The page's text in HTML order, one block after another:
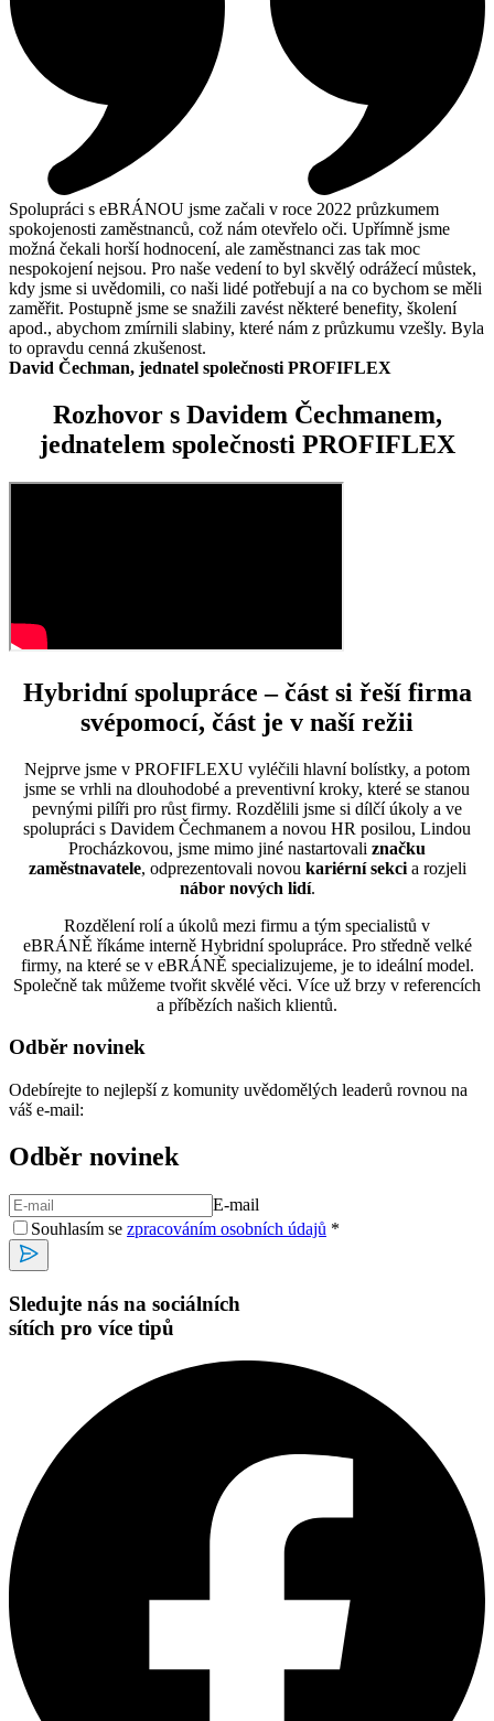
Spolupráci s eBRÁNOU jsme začali v roce 2022 průzkumem
spokojenosti zaměstnanců, což nám otevřelo oči. Upřímně jsme
možná čekali horší hodnocení, ale zaměstnanci zas tak moc
nespokojení nejsou. Pro naše vedení to byl skvělý odrážecí můstek,
kdy jsme si uvědomili, co naši lidé potřebují a na co bychom se měli
zaměřit. Postupně jsme se snažili zavést některé benefity, školení
apod., abychom zmírnili slabiny, které nám z průzkumu vzešly. Byla
to opravdu cenná zkušenost.
David Čechman, jednatel společnosti PROFIFLEX
Rozhovor s Davidem Čechmanem,
jednatelem společnosti PROFIFLEX
Hybridní spolupráce – část si řeší firma
svépomocí, část je v naší režii
Nejprve jsme v PROFIFLEXU vyléčili hlavní bolístky, a potom
jsme se vrhli na dlouhodobé a preventivní kroky, které se stanou
pevnými pilíři pro růst firmy. Rozdělili jsme si dílčí úkoly a ve
spolupráci s Davidem Čechmanem a novou HR posilou, Lindou
Procházkovou, jsme mimo jiné nastartovali značku
zaměstnavatele, odprezentovali novou kariérní sekci a rozjeli
nábor nových lidí.
Rozdělení rolí a úkolů mezi firmu a tým specialistů v
eBRÁNĚ říkáme interně Hybridní spolupráce. Pro středně velké
firmy, na které se v eBRÁNĚ specializujeme, je to ideální model.
Společně tak můžeme tvořit skvělé věci. Více už brzy v referencích
a příbězích našich klientů.
Odběr novinek
Odebírejte to nejlepší z komunity uvědomělých leaderů rovnou na
váš e-mail:
Odběr novinek
E-mail
Souhlasím se zpracováním osobních údajů *
Sledujte nás na sociálních
sítích pro více tipů